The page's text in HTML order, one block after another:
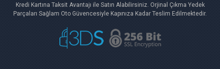
Kredi Kartına Taksit Avantajı ile Satın Alabilirsiniz. Orjinal Çıkma Yedek
Parçaları Sağlam Oto Güvencesiyle Kapınıza Kadar Teslim Edilmektedir.